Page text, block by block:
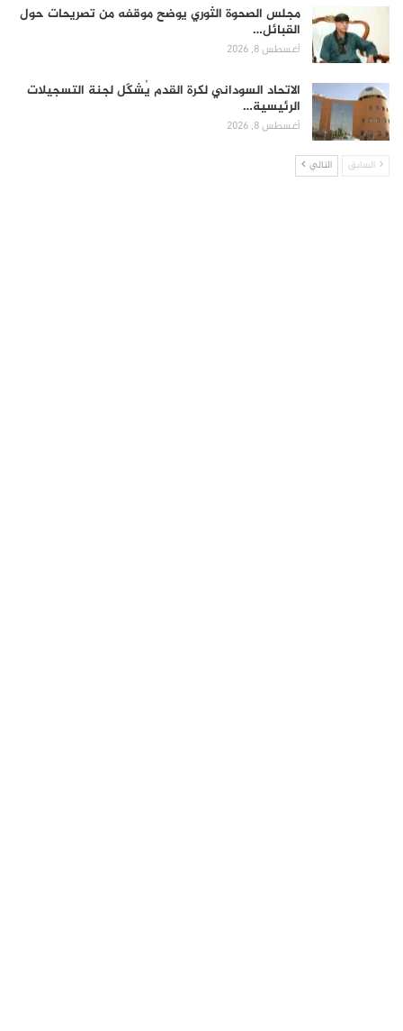
مجلس الصحوة الثوري يوضح موقفه من تصريحات حول
القبائل…
أغسطس 8, 2026
الاتحاد السوداني لكرة القدم يُشكّل لجنة التسجيلات
الرئيسية…
أغسطس 8, 2026
السابق التالي